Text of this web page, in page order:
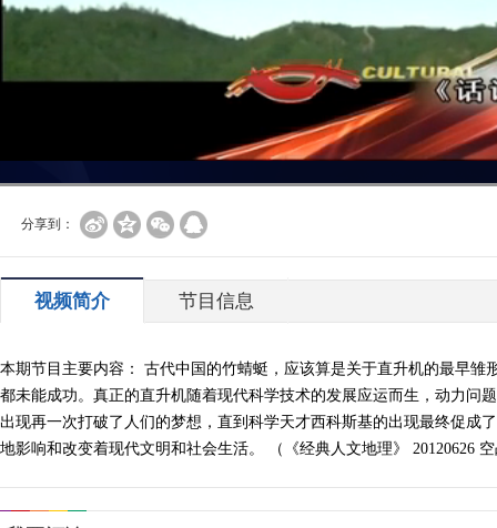
分享到：
视频简介 节目信息
本期节目主要内容： 古代中国的竹蜻蜓，应该算是关于直升机的最早
都未能成功。真正的直升机随着现代科学技术的发展应运而生，动力问
出现再一次打破了人们的梦想，直到科学天才西科斯基的出现最终促成
地影响和改变着现代文明和社会生活。 （《经典人文地理》 20120626